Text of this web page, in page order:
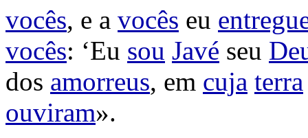
vocês, e a vocês eu
vocês: ‘Eu sou Javé seu
dos amorreus, em cuja terra
ouviram».